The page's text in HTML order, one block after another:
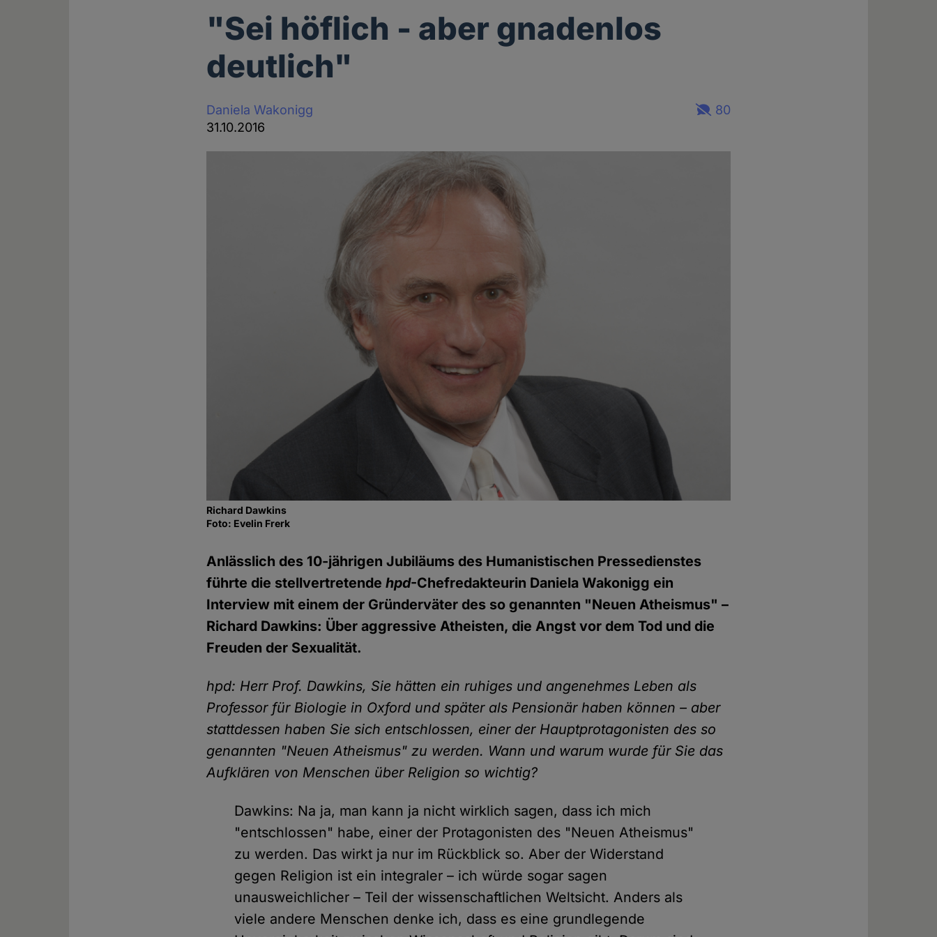
"Sei höflich - aber gnadenlos
deutlich"
Daniela Wakonigg
31.10.2016
80
Richard Dawkins
Foto: Evelin Frerk
Anlässlich des 10-jährigen Jubiläums des Humanistischen Pressedienstes
führte die stellvertretendehpd-Chefredakteurin Daniela Wakonigg ein
Interview mit einem der Gründerväter des so genannten "Neuen Atheismus" –
Richard Dawkins: Über aggressive Atheisten, die Angst vor dem Tod und die
Freuden der Sexualität.
hpd: Herr Prof. Dawkins, Sie hätten ein ruhiges und angenehmes Leben als
Professor für Biologie in Oxford und später als Pensionär haben können – aber
stattdessen haben Sie sich entschlossen, einer der Hauptprotagonisten des so
genannten "Neuen Atheismus" zu werden. Wann und warum wurde für Sie das
Aufklären von Menschen über Religion so wichtig?
Dawkins: Na ja, man kann ja nicht wirklich sagen, dass ich mich
"entschlossen" habe, einer der Protagonisten des "Neuen Atheismus"
zu werden. Das wirkt ja nur im Rückblick so. Aber der Widerstand
gegen Religion ist ein integraler – ich würde sogar sagen
unausweichlicher – Teil der wissenschaftlichen Weltsicht. Anders als
viele andere Menschen denke ich, dass es eine grundlegende